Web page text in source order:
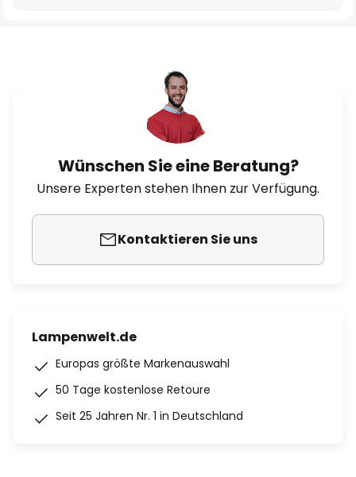
Wünschen Sie eine Beratung?
Unsere Experten stehen Ihnen zur Verfügung.
Kontaktieren Sie uns
Lampenwelt.de
Europas größte Markenauswahl
50 Tage kostenlose Retoure
Seit 25 Jahren Nr. 1 in Deutschland